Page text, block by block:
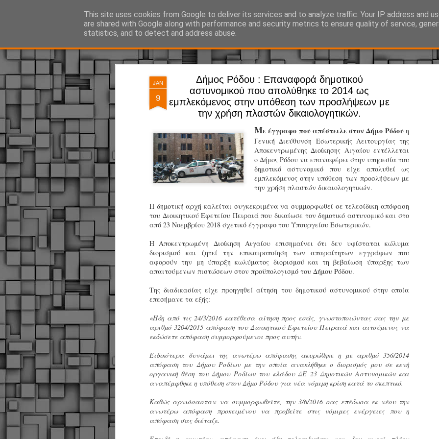
JAN
9
Δήμος Ρόδου : Επαναφορά δημοτικού
αστυνομικού που απολύθηκε το 2014 ως
εμπλεκόμενος στην υπόθεση των προσλήψεων με
την χρήση πλαστών δικαιολογητικών.
Με έγγραφο που απέστειλε στον Δήμο Ρόδου η
Γενική Διεύθυνση Εσωτερικής Λειτουργίας της
Αποκεντρωμένης Διοίκησης Αιγαίου εντέλλεται
ο Δήμος Ρόδου να επαναφέρει στην υπηρεσία του
δημοτικό αστυνομικό που είχε απολυθεί ως
εμπλεκόμενος στην υπόθεση των προσλήψεων με
την χρήση πλαστών δικαιολογητικών.
Η δημοτική αρχή καλείται συγκεκριμένα να συμμορφωθεί σε τελεσίδικη απόφαση
του Διοικητικού Εφετείου Πειραιά που δικαίωσε τον δημοτικό αστυνομικό και στο
από 23 Νοεμβρίου 2018 σχετικό έγγραφο του Υπουργείου Εσωτερικών.
Η Αποκεντρωμένη Διοίκηση Αιγαίου επισημαίνει ότι δεν υφίσταται κώλυμα
διορισμού και ζητεί την επικαιροποίηση των απαραίτητων εγγράφων που
αφορούν την μη ύπαρξη κωλύματος διορισμού και τη βεβαίωση ύπαρξης των
απαιτούμενων πιστώσεων στον προϋπολογισμό του Δήμου Ρόδου.
Της διαδικασίας είχε προηγηθεί αίτηση του δημοτικού αστυνομικού στην οποία
επεσήμανε τα εξής:
«Ήδη από τις 24/3/2016 κατέθεσα αίτηση προς εσάς, γνωστοποιώντας σας την με
αριθμό 3204/2015 απόφαση του Διοικητικού Εφετείου Πειραιά και αιτούμενος να
εκδώσετε απόφαση συμμορφούμενοι προς αυτήν.
Ειδικότερα δυνάμει της ανωτέρω απόφασης ακυρώθηκε η με αριθμό 356/2014
απόφαση του Δήμου Ροδίων με την οποία ανακλήθηκε ο διορισμός μου σε κενή
οργανική θέση του Δήμου Ροδίων του κλάδου ΔΕ 23 Δημοτικών Αστυνομικών και
αναπέμφθηκε η υπόθεση στον Δήμο Ρόδου για νέα νόμιμη κρίση κατά το σκεπτικό.
Καθώς αρνιόσασταν να συμμορφωθείτε, την 3/6/2016 σας επέδωσα εκ νέου την
ανωτέρω απόφαση προκειμένου να προβείτε στις νόμιμες ενέργειες που η
απόφαση σας διέταζε.
This site uses cookies from Google to deliver its services and to analyze traffic. Your IP address and
are shared with Google along with performance and security metrics to ensure quality of service,
statistics, and to detect and address abuse.
ΔΗΜΟΤΙΚΗ ΑΣΤΥΝΟΜΙΑ, τα νέα! Ό, τι συμβαίνει γύρω από τη Δημοτική Αστυνομία, την τοπική
29
Με
Ξεκινά επίσημα η
Η Δημοτική Αστυνομία
καθώς από την 1η
επιχειρησιακή
παρουσία του Δήμου
Η νέα υπηρεσία θα
εκπαιδευμένους
είναι έτοιμοι να
Στο πλαίσιο της
στελεχών της υπηρεσίας.
JUN
Αναμνηστικά
ελέγχων σε ιδιοκτήτες
Θεσσαλονίκης: Ένταση